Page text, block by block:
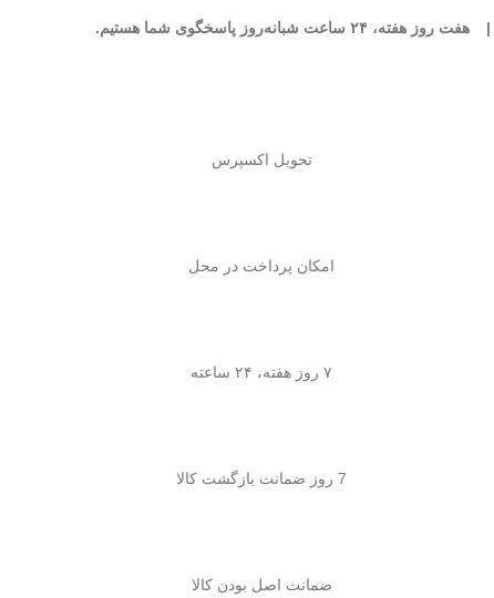
| هفت روز هفته، ۲۴ ساعت شبانه‌روز پاسخگوی شما هستیم.
تحویل اکسپرس
امکان پرداخت در محل
۷ روز هفته، ۲۴ ساعته
7 روز ضمانت بازگشت کالا
ضمانت اصل بودن کالا